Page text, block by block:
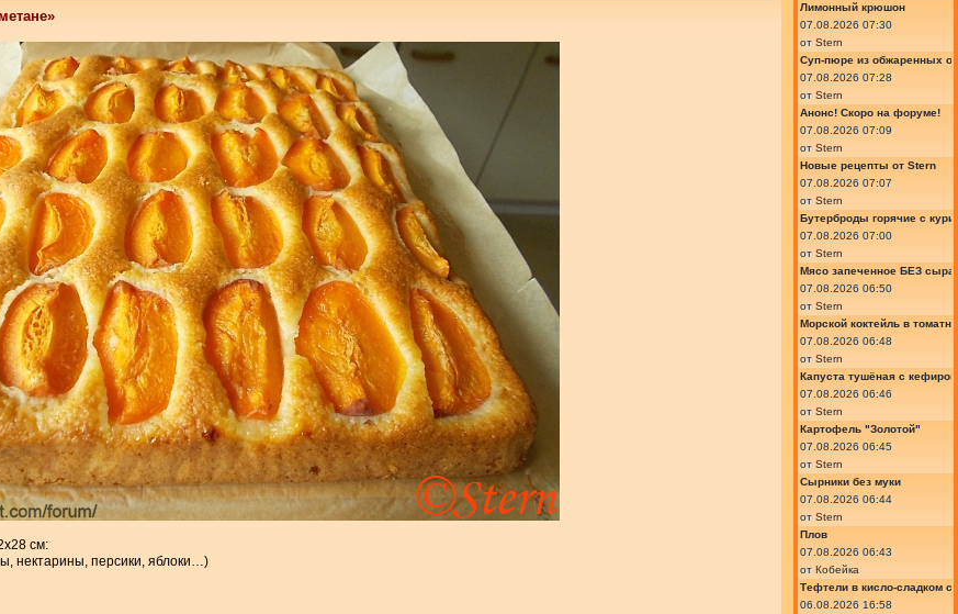
см:
нектарины, персики, яблоки…)
Лимонный крюшон
07.08.2026 07:30
от Stern
Суп-пюре из обжаренных
07.08.2026 07:28
от Stern
Анонс! Скоро на форуме!
07.08.2026 07:09
от Stern
Новые рецепты от Stern
07.08.2026 07:07
от Stern
Бутерброды горячие с
07.08.2026 07:00
от Stern
Мясо запеченное БЕЗ сыра
07.08.2026 06:50
от Stern
Морской коктейль в
07.08.2026 06:48
от Stern
Капуста тушёная с кефиром
07.08.2026 06:46
от Stern
Картофель "Золотой"
07.08.2026 06:45
от Stern
Сырники без муки
07.08.2026 06:44
от Stern
Плов
07.08.2026 06:43
от Кобейка
Тефтели в кисло-сладком
06.08.2026 16:58